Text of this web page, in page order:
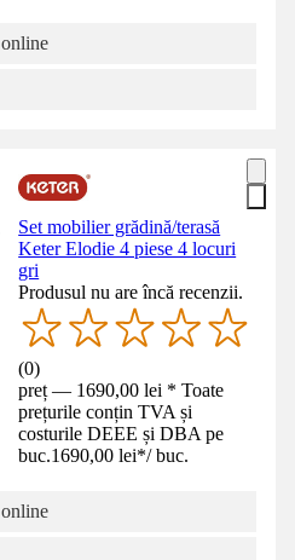
Set mobilier grădină/terasă
Keter Elodie 4 piese 4 locuri
gri
Produsul nu are încă recenzii.
(0)
preț — 1690,00 lei * Toate
prețurile conțin TVA și
costurile DEEE și DBA pe
buc.1690,00 lei*/ buc.